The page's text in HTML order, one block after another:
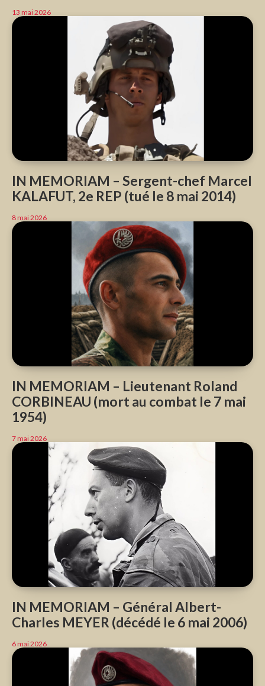
13 mai 2026
IN MEMORIAM – Sergent-chef Marcel
KALAFUT, 2e REP (tué le 8 mai 2014)
8 mai 2026
IN MEMORIAM – Lieutenant Roland
CORBINEAU (mort au combat le 7 mai
1954)
7 mai 2026
IN MEMORIAM – Général Albert-
Charles MEYER (décédé le 6 mai 2006)
6 mai 2026